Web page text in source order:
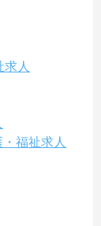
人
福祉求人